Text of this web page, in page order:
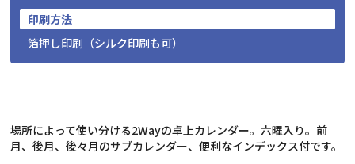
印刷方法
箔押し印刷（シルク印刷も可）
場所によって使い分ける2Wayの卓上カレンダー。六曜入り。前
月、後月、後々月のサブカレンダー、便利なインデックス付です。